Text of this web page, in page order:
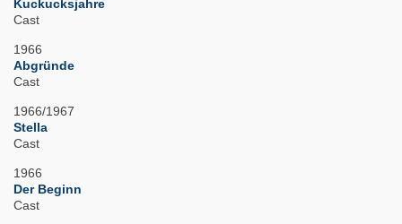
Kuckucksjahre
Cast
1966
Abgründe
Cast
1966/1967
Stella
Cast
1966
Der Beginn
Cast